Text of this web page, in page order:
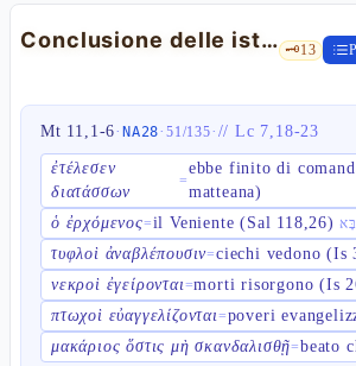
Conclusione delle istruzioni ai Dodici e I messaggeri di Giovanni Battista 🗝️13
Mt 11,1-6·NA28·51/135· //Lc 7,18-23
ἐτέλεσεν
διατάσσων
=
ebbe finito di
matteana)
ὁ ἐρχόμενος=il Veniente (Sal 118,26)
τυφλοὶ ἀναβλέπουσιν=ciechi vedono (Is
νεκροὶ ἐγείρονται=morti risorgono (Is
πτωχοὶ εὐαγγελίζονται=poveri
μακάριος ὅστις μὴ σκανδαλισθῇ=beato